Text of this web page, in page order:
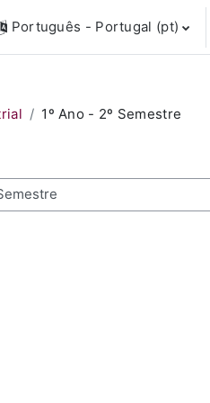
Português - Portugal ‎(pt)‎
1º Ano - 2º Semestre